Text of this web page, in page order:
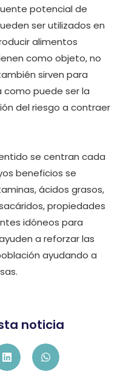
potencial de
ser utilizados en
alimentos
como objeto, no
sirven para
como puede ser la
del riesgo a contraer
se centran cada
beneficios se
ácidos grasos,
propiedades
idóneos para
a reforzar las
ayudando a
noticia